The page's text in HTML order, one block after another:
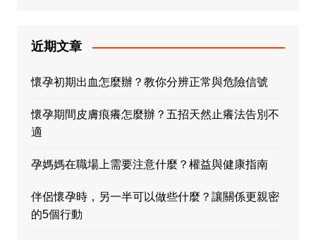
近期文章
懷孕初期出血怎麼辦？教你分辨正常與危險信號
懷孕期間皮膚痕癢怎麼辦？五招天然止癢法告別不
適
孕媽媽在職場上需要注意什麼？權益與健康指南
伴侶懷孕時，另一半可以做些什麼？讓關係更親密
的5個行動